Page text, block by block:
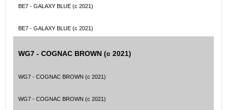
BE7 - GALAXY BLUE (с 2021)
BE7 - GALAXY BLUE (с 2021)
WG7 - COGNAC BROWN (с 2021)
WG7 - COGNAC BROWN (с 2021)
WG7 - COGNAC BROWN (с 2021)